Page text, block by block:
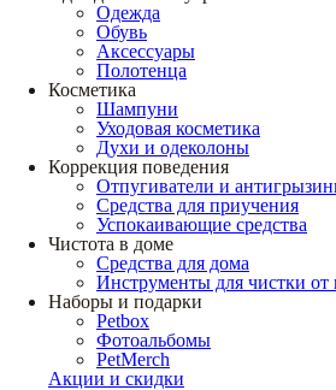
Одежда
Обувь
Аксессуары
Полотенца
Косметика
Шампуни
Уходовая косметика
Духи и одеколоны
Коррекция поведения
Отпугиватели и
Средства для приучения
Успокаивающие средства
Чистота в доме
Средства для дома
Инструменты для чистки от
Наборы и подарки
Petbox
Фотоальбомы
PetMerch
Акции и скидки